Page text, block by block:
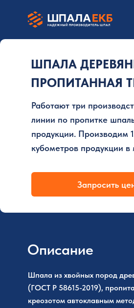
ШПАЛА
ПРОПИТАННАЯ
Запросить
Работают три
линии по пропитке
продукции. Производим
кубометров продукции в
Описание
Шпала из хвойных пород
(ГОСТ Р 58615-2019),
креозотом автоклавным